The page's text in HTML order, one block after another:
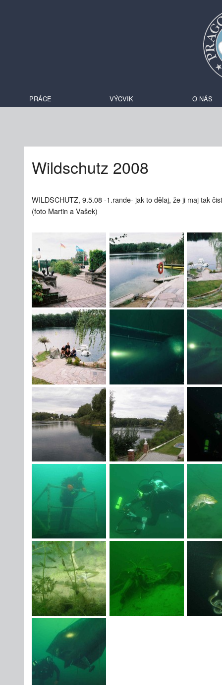
PRÁCE VÝCVIK O NÁS
Wildschutz 2008
WILDSCHUTZ, 9.5.08 -1.rande- jak to dělaj, že ji maj tak
(foto Martin a Vašek)